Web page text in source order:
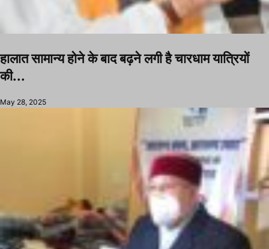
हालात सामान्य होने के बाद बढ़ने लगी है चारधाम यात्रियों
की...
May 28, 2025